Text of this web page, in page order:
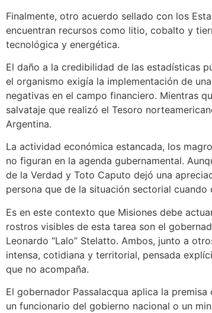
Finalmente, otro acuerdo sellado con los
encuentran recursos como litio, cobalto y
tecnológica y energética.
El daño a la credibilidad de las estadísticas
el organismo exigía la implementación de
negativas en el campo financiero. Mientras
salvataje que realizó el Tesoro
Argentina.
La actividad económica estancada, los
no figuran en la agenda gubernamental.
de la Verdad y Toto Caputo dejó una
persona que de la situación sectorial cuando
Es en este contexto que Misiones debe
rostros visibles de esta tarea son el
Leonardo “Lalo” Stelatto. Ambos, junto a
intensa, cotidiana y territorial, pensada
que no acompaña.
El gobernador Passalacqua aplica la
un funcionario del gobierno nacional o un